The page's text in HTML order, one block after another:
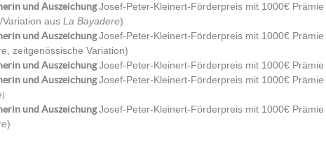
und AuszeichungJosef-Peter-Kleinert-Förderpreis mit 1000€
/Variation aus La Bayadere)
und AuszeichungJosef-Peter-Kleinert-Förderpreis mit 1000€
, zeitgenössische Variation)
und AuszeichungJosef-Peter-Kleinert-Förderpreis mit 1000€ Prämie
und AuszeichungJosef-Peter-Kleinert-Förderpreis mit 1000€ Prämie
)
und AuszeichungJosef-Peter-Kleinert-Förderpreis mit 1000€
)